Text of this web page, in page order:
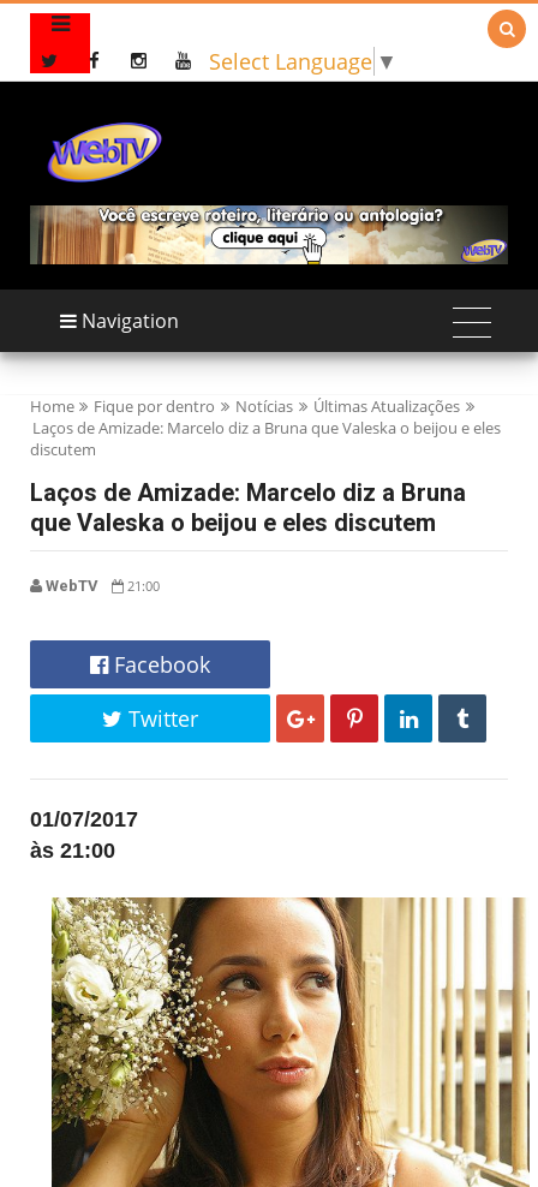
Select Language ▼

Navigation
Home Fique por dentro Notícias
Últimas Atualizações
Laços de Amizade: Marcelo diz a Bruna que Valeska o beijou e eles
discutem
Laços de Amizade: Marcelo diz a Bruna
que Valeska o beijou e eles discutem
WebTV 21:00
Facebook
Twitter
01/07/2017
às 21:00